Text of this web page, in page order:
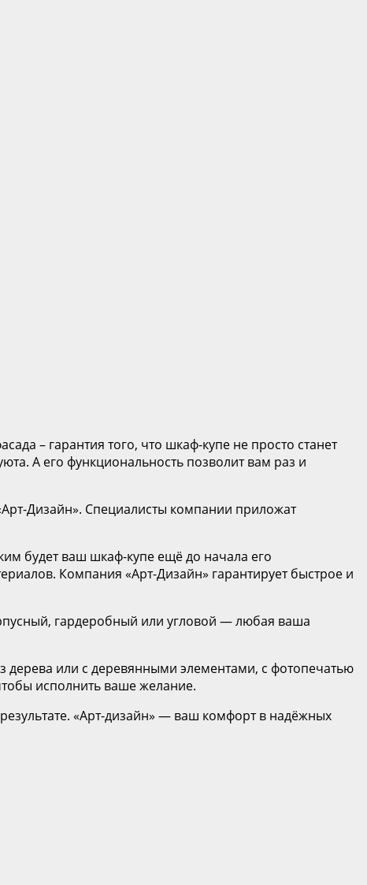
– гарантия того, что шкаф-купе не просто станет
А его функциональность позволит вам раз и
Дизайн». Специалисты компании приложат
будет ваш шкаф-купе ещё до начала его
Компания «Арт-Дизайн» гарантирует быстрое и
гардеробный или угловой — любая ваша
дерева или с деревянными элементами, с фотопечатью
исполнить ваше желание.
«Арт-дизайн» — ваш комфорт в надёжных